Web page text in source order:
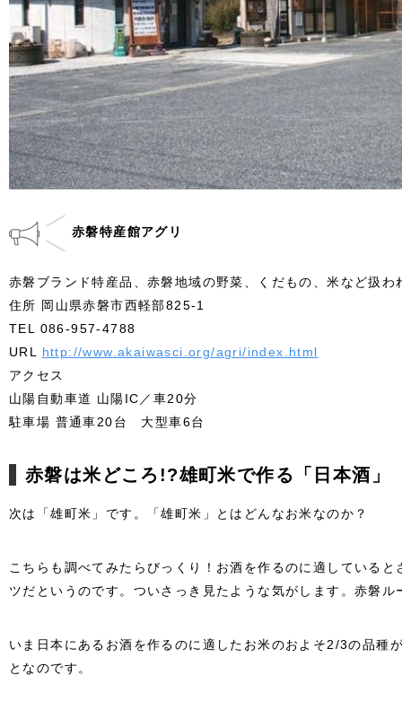
赤磐特産館アグリ
赤磐ブランド特産品、赤磐地域の野菜、くだもの、米など扱わ
住所 岡山県赤磐市西軽部825-1
TEL 086-957-4788
URL http://www.akaiwasci.org/agri/index.html
アクセス
山陽自動車道 山陽IC／車20分
駐車場 普通車20台 大型車6台
赤磐は米どころ!?雄町米で作る「日本酒」
次は「雄町米」です。「雄町米」とはどんなお米なのか？
こちらも調べてみたらびっくり！お酒を作るのに適している
ツだというのです。ついさっき見たような気がします。赤磐ル
いま日本にあるお酒を作るのに適したお米のおよそ2/3の品種
となのです。